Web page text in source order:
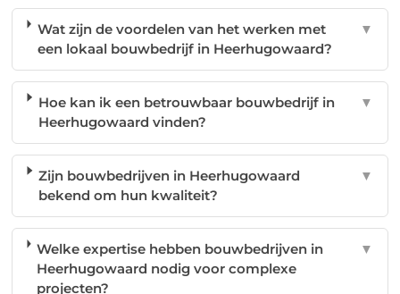
Wat zijn de voordelen van het werken met
een lokaal bouwbedrijf in Heerhugowaard?
▼
Hoe kan ik een betrouwbaar bouwbedrijf in
Heerhugowaard vinden?
▼
Zijn bouwbedrijven in Heerhugowaard
bekend om hun kwaliteit?
▼
Welke expertise hebben bouwbedrijven in
Heerhugowaard nodig voor complexe
projecten?
▼